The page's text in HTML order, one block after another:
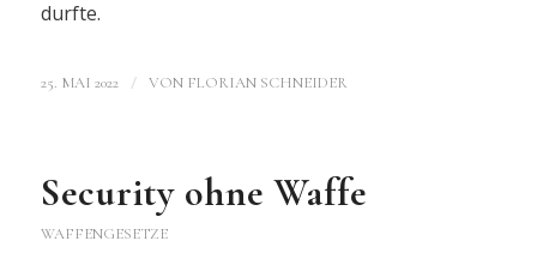
durfte.
25. MAI 2022 / VON FLORIAN SCHNEIDER
Security ohne Waffe
WAFFENGESETZE